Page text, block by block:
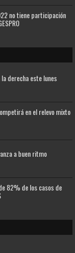
no tiene participación
derecha este lunes
en el relevo mixto
a buen ritmo
82% de los casos de